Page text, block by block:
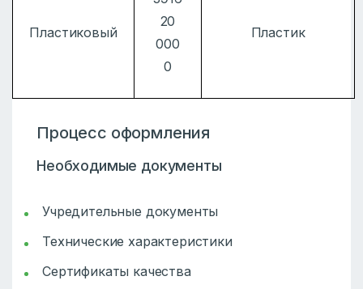
Пластиковый
20
000
0
Пластик
Процесс оформления
Необходимые документы
Учредительные документы
Технические характеристики
Сертификаты качества